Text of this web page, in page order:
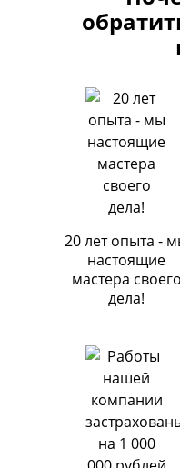
20 лет опыта -
настоящие
мастера своего
дела!